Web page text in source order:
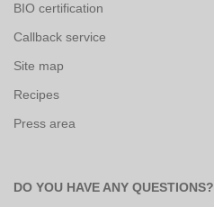
BIO certification
Callback service
Site map
Recipes
Press area
DO YOU HAVE ANY QUESTIONS?